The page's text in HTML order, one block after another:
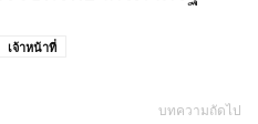
เจ้าหน้าที่
บทความถัดไป